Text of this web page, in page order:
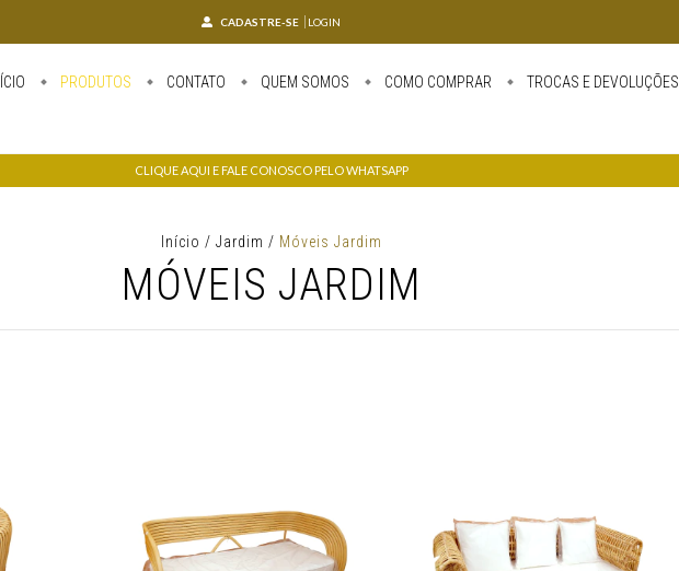
CADASTRE-SE LOGIN
PRODUTOS CONTATO QUEM SOMOS COMO COMPRAR TROCAS E DEVOLUÇÕES
CLIQUE AQUI E FALE CONOSCO PELO WHATSAPP
Início / Jardim / Móveis Jardim
MÓVEIS JARDIM